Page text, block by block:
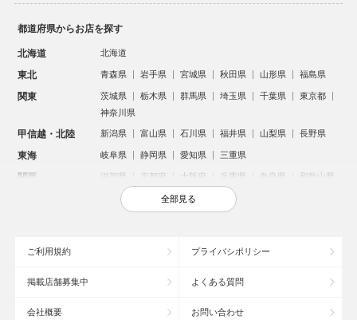
都道府県からお店を探す
北海道 北海道
東北 青森県 岩手県 宮城県 秋田県 山形県 福島県
関東 茨城県 栃木県 群馬県 埼玉県 千葉県
東京都
神奈川県
甲信越・北陸 新潟県 富山県 石川県 福井県 山梨県 長野県
東海 岐阜県 静岡県 愛知県 三重県
関西 滋賀県 京都府 大阪府 兵庫県 奈良県 和歌山県
鳥取県 島根県 岡山県 広島県
沖縄県
全部見る
ご利用規約 プライバシポリシー
掲載店舗募集中 よくある質問
会社概要 お問い合わせ